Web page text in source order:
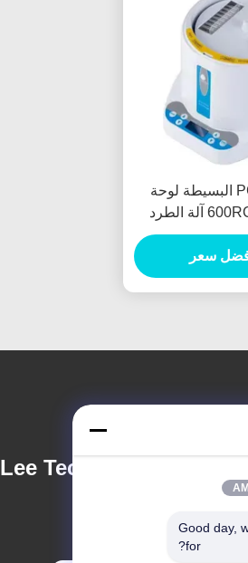
PCR MTP 3000rpm البسيطة لوحة
الطرد المركزي ، 600RCF آلة الطرد
سعر
Technology Co.,
Good day,
for?